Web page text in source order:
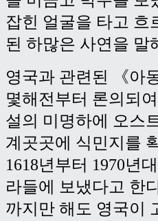
잡힌 얼굴을 타고 흐
된 하많은 사연을 말
영국과 관련된 《아
몇해전부터 론의되
설의 미명하에 오스
계곳곳에 식민지를
1618년부터 1970년
라들에 보냈다고 한
까지만 해도 영국이